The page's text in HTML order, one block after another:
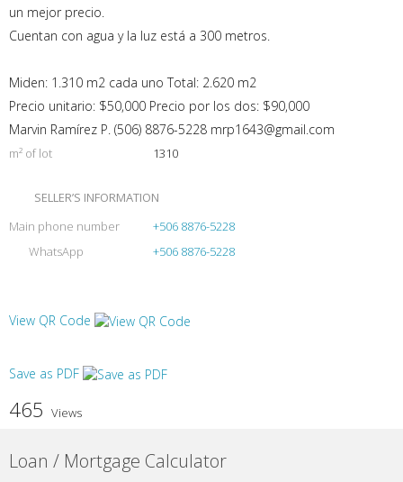
un mejor precio.
Cuentan con agua y la luz está a 300 metros.
Miden: 1.310 m2 cada uno Total: 2.620 m2
Precio unitario: $50,000 Precio por los dos: $90,000
Marvin Ramírez P. (506) 8876-5228 mrp1643@gmail.com
m² of lot 1310
SELLER’S INFORMATION
Main phone number
+506 8876-5228
WhatsApp
+506 8876-5228
View QR Code
Save as PDF
465 Views
Loan / Mortgage Calculator